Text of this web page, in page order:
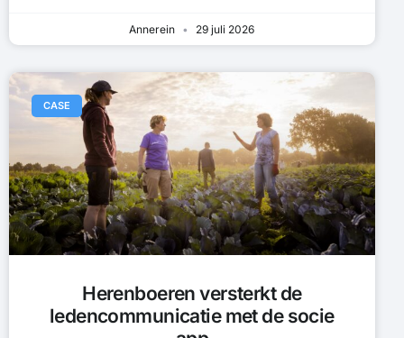
Annerein 29 juli 2026
CASE
Herenboeren versterkt de
ledencommunicatie met de socie